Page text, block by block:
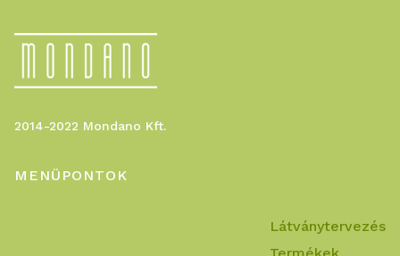
2014-2022 Mondano Kft.
MENÜPONTOK
Látványtervezés